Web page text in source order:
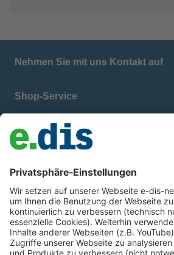
Nehmen Sie mit uns Kontakt auf
Shop-Service
E.DIS Netz GmbH
Datenschutz